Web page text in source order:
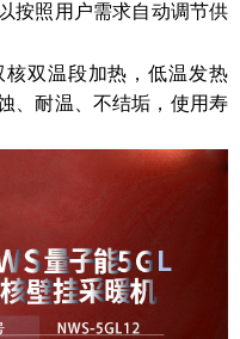
按照 用户需求自动调节供
双温段加热，低温发热
、耐温、不结垢，使用寿